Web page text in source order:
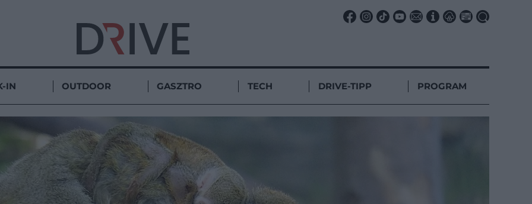
IN OUTDOOR GASZTRO TECH DRIVE-TIPP PROGRAM